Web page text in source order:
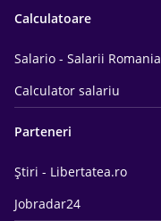
Calculatoare
Salario - Salarii Romania
Calculator salariu
Parteneri
Știri - Libertatea.ro
Jobradar24